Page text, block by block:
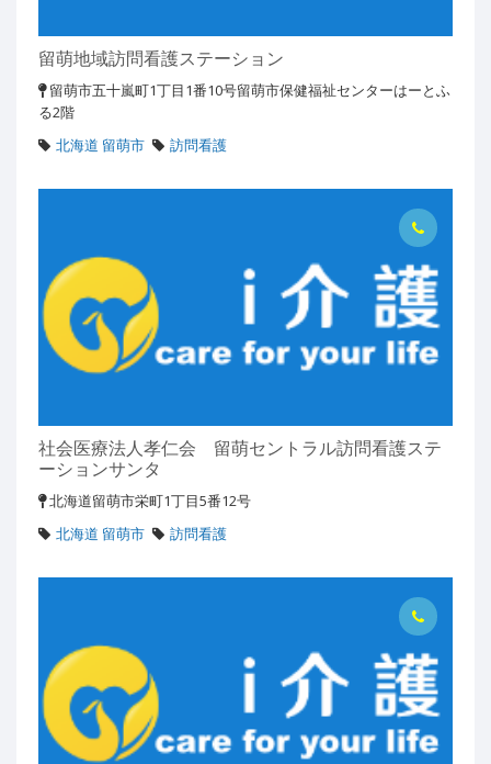
留萌地域訪問看護ステーション
留萌市五十嵐町1丁目1番10号留萌市保健福祉センターはーとふ
る2階
北海道 留萌市
訪問看護
社会医療法人孝仁会 留萌セントラル訪問看護ステ
ーションサンタ
北海道留萌市栄町1丁目5番12号
北海道 留萌市
訪問看護